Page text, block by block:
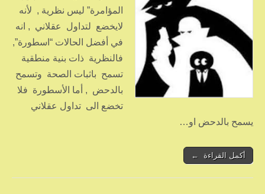
المؤامرة” ليس نظرية , لأنه
لايخضع لتداول عقلاني , انه
في أفضل الحالات “اسطورة”,
فالنظرية ذات بنية منطقية
تسمح باثبات الصحة وتسمح
بالدحض , أما الأسطورة فلا
تخضع الى تداول عقلاني
يسمح بالدحض او…
أكمل القراءة ←